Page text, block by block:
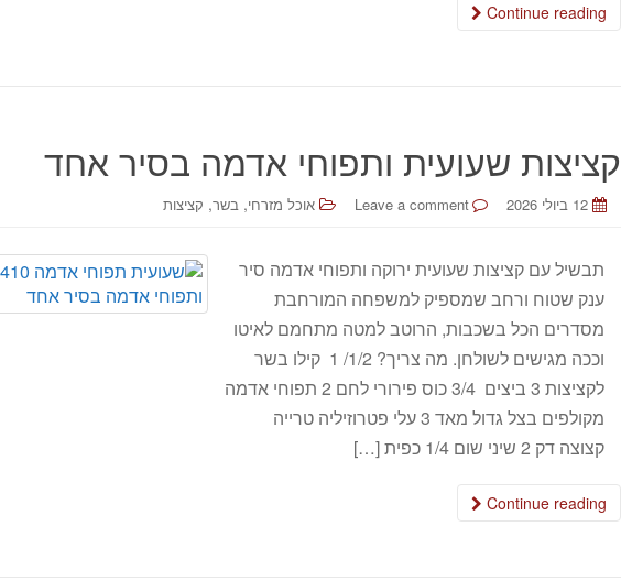
Continue reading
קציצות שעועית ותפוחי אדמה בסיר אחד
12 ביולי 2026 Leave a comment אוכל מזרחי, בשר, קציצות
תבשיל עם קציצות שעועית ירוקה ותפוחי אדמה סיר
ענק שטוח ורחב שמספיק למשפחה המורחבת
מסדרים הכל בשכבות, הרוטב למטה מתחמם לאיטו
וככה מגישים לשולחן. מה צריך? 1/2/ 1 קילו בשר
לקציצות 3 ביצים 3/4 כוס פירורי לחם 2 תפוחי אדמה
מקולפים בצל גדול מאד 3 עלי פטרוזיליה טרייה
קצוצה דק 2 שיני שום 1/4 כפית […]
Continue reading